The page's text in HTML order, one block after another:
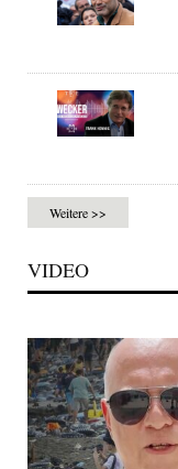
Weitere >>
VIDEO